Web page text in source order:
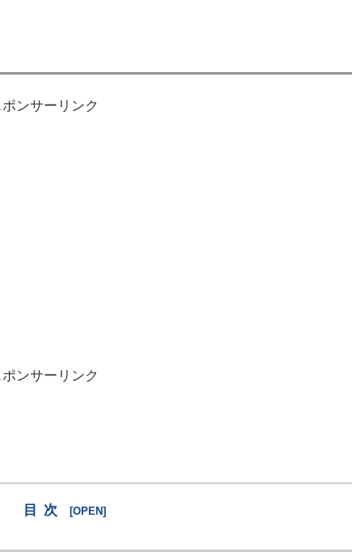
ポンサーリンク
ポンサーリンク
目次